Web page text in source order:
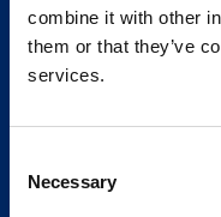
combine it with other
them or that they’ve
services.
Selection
Necessary